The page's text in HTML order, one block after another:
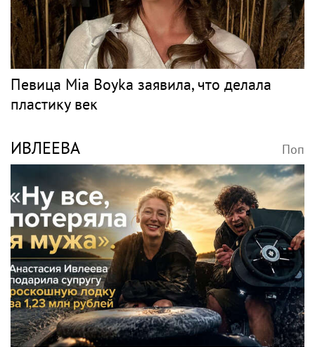
Певица Mia Boyka заявила, что делала
пластику век
ИВЛЕЕВА Поп